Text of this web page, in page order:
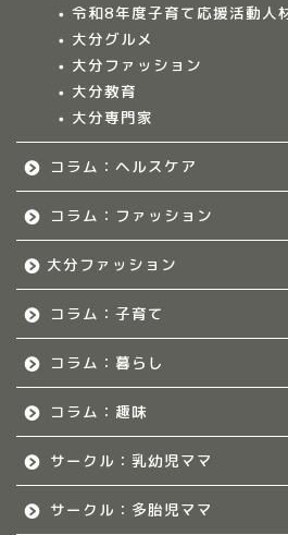
令和8年度子育て応援活動人
大分グルメ
大分ファッション
大分教育
大分専門家
コラム：ヘルスケア
コラム：ファッション
大分ファッション
コラム：子育て
コラム：暮らし
コラム：趣味
サークル：乳幼児ママ
サークル：多胎児ママ
福岡の
佐賀の